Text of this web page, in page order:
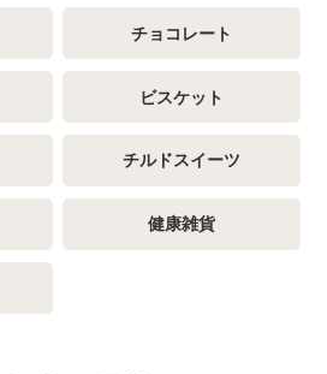
チョコレート
ビスケット
チルドスイーツ
健康雑貨